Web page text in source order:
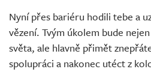
Nyní přes bariéru hodili tebe a
vězení. Tvým úkolem bude
světa, ale hlavně přimět
spolupráci a nakonec utéct z